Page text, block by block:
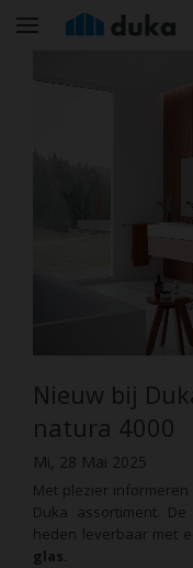
Nieuw bij
natura 4000
Mi, 28 Mai 2025
Met plezier
Duka assortiment.
heden leverbaar met
glas.